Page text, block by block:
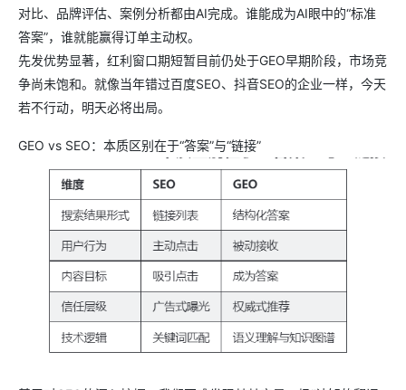
对比、品牌评估、案例分析都由AI完成。谁能成为AI眼中的“标准
答案”，谁就能赢得订单主动权。
先发优势显著，红利窗口期短暂目前仍处于GEO早期阶段，市场竞
争尚未饱和。就像当年错过百度SEO、抖音SEO的企业一样，今天
若不行动，明天必将出局。
GEO vs SEO：本质区别在于“答案”与“链接”